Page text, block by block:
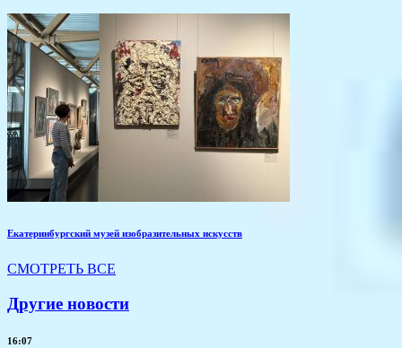
Екатеринбургский музей изобразительных искусств
СМОТРЕТЬ ВСЕ
Другие новости
16:07